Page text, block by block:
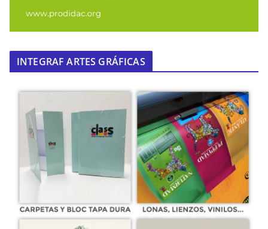
INTEGRAF ARTES GRÁFICAS